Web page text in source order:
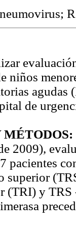
niños
de
2009),
pacientes
superior
(TRI) y TRS